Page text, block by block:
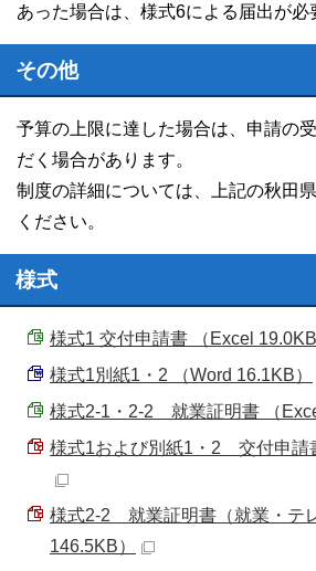
あった場合は、様式6による届出が必
その他
予算の上限に達した場合は、申請の
だく場合があります。
制度の詳細については、上記の秋田
ください。
様式
様式1 交付申請書 （Excel 19.0KB
様式1別紙1・2 （Word 16.1KB）
様式2-1・2-2 就業証明書 （
様式1および別紙1・2 交付申請
様式2-2 就業証明書（就業・テ
146.5KB）